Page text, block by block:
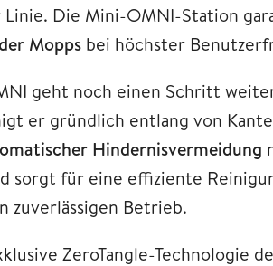
Linie. Die Mini-OMNI-Station
Mopps bei höchster
geht noch einen Schritt
er gründlich entlang von
Hindernisvermeidung
sorgt für eine effiziente
zuverlässigen Betrieb.
ZeroTangle-Technologie